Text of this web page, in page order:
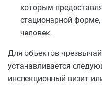
которым
стационарной форме,
человек.
Для объектов
устанавливается
инспекционный визит